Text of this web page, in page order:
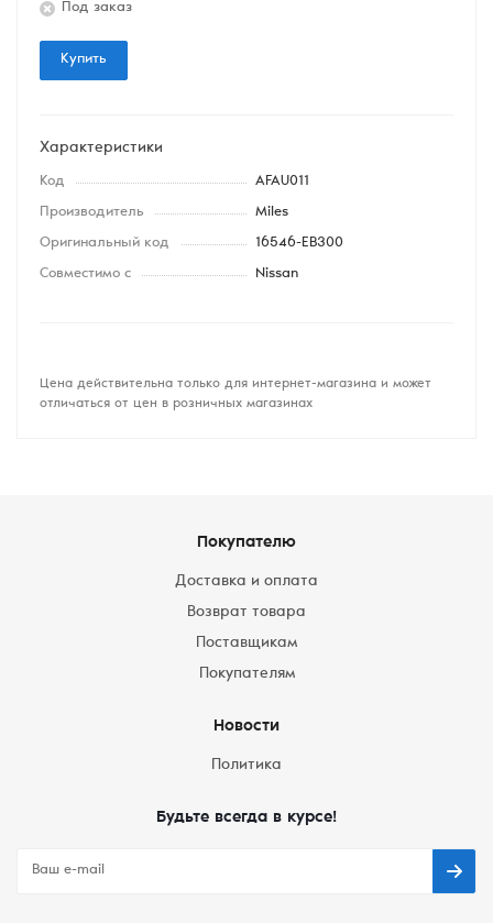
Под заказ
Купить
Характеристики
Код AFAU011
Производитель Miles
Оригинальный код 16546-EB300
Совместимо с Nissan
Цена действительна только для интернет-магазина и может
отличаться от цен в розничных магазинах
Покупателю
Доставка и оплата
Возврат товара
Поставщикам
Покупателям
Новости
Политика
Будьте всегда в курсе!